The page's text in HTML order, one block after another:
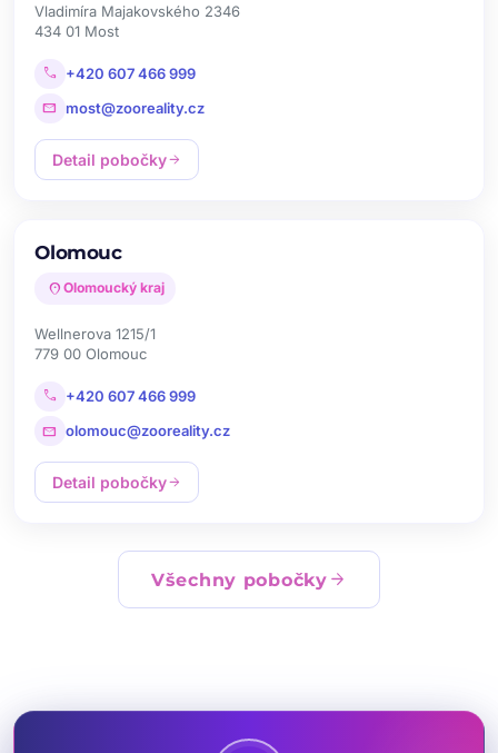
Vladimíra Majakovského 2346
434 01 Most
call +420 607 466 999
mail most@zooreality.cz
Detail pobočkyarrow_forward
Olomouc
location_on Olomoucký kraj
Wellnerova 1215/1
779 00 Olomouc
call +420 607 466 999
mail olomouc@zooreality.cz
Detail pobočkyarrow_forward
Všechny pobočky arrow_forward